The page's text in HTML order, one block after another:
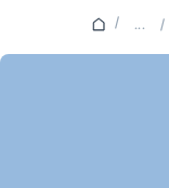
/ ... /